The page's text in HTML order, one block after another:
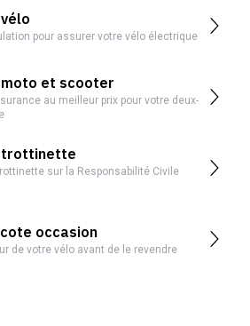
pour assurer votre vélo électrique
et scooter
au meilleur prix pour votre deux-
trottinette
sur la Responsabilité Civile
occasion
de votre vélo avant de le revendre